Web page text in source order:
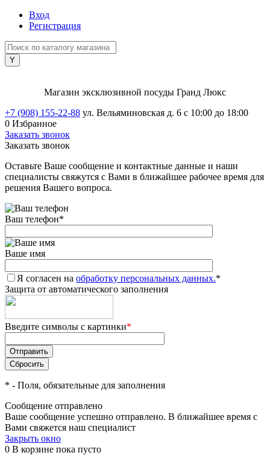
Вход
Регистрация
Магазин эксклюзивной посуды Гранд Люкс
+7 (908) 155-22-88 ул. Вельяминовская д. 6 с 10:00 до 18:00
0 Избранное
Заказать звонок
Заказать звонок
Оставьте Ваше сообщение и контактные данные и наши
специалисты свяжутся с Вами в ближайшее рабочее время для
решения Вашего вопроса.
Ваш телефон*
Ваше имя
Я согласен на обработку персональных данных.*
Защита от автоматического заполнения
Введите символы с картинки*
* - Поля, обязательные для заполнения
Сообщение отправлено
Ваше сообщение успешно отправлено. В ближайшее время с
Вами свяжется наш специалист
Закрыть окно
0 В корзине пока пусто